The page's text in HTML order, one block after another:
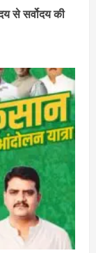
से सर्वोदय की